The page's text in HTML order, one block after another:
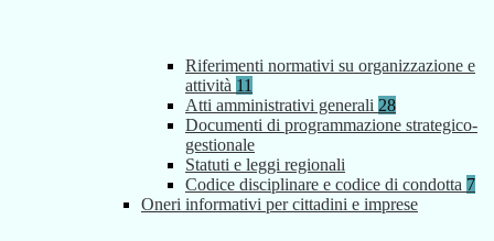
Riferimenti normativi su organizzazione e
attività 11
Atti amministrativi generali 28
Documenti di programmazione strategico-
gestionale
Statuti e leggi regionali
Codice disciplinare e codice di condotta 7
Oneri informativi per cittadini e imprese